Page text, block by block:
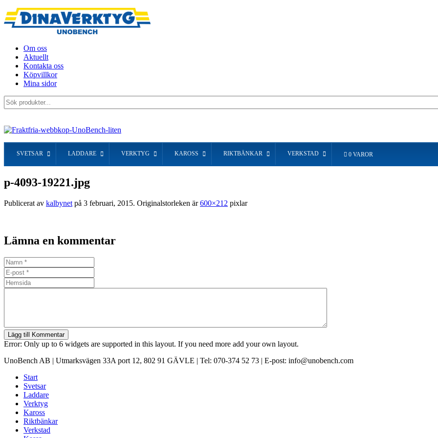
Om oss
Aktuellt
Kontakta oss
Köpvillkor
Mina sidor
Sök
produkter...
SVETSAR LADDARE VERKTYG KAROSS RIKTBÄNKAR VERKSTAD 0 VAROR
p-4093-19221.jpg
Publicerat av kalbynet på 3 februari, 2015. Originalstorleken är600×212 pixlar
Lämna en kommentar
Lägg till Kommentar
Error: Only up to 6 widgets are supported in this layout. If you need more add your own layout.
UnoBench AB | Utmarksvägen 33A port 12, 802 91 GÄVLE | Tel: 070-374 52 73 | E-post: info@unobench.com
Start
Svetsar
Laddare
Verktyg
Kaross
Riktbänkar
Verkstad